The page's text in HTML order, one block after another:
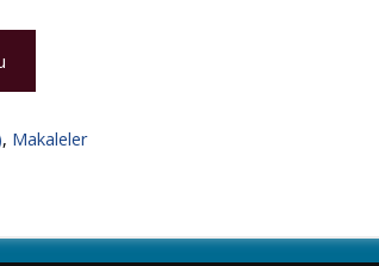
, Makaleler